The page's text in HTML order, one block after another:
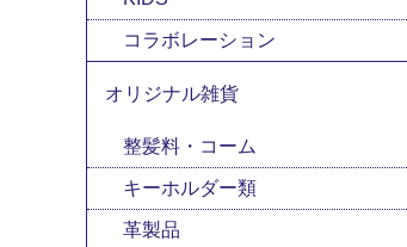
コラボレーション
オリジナル雑貨
整髪料・コーム
キーホルダー類
革製品